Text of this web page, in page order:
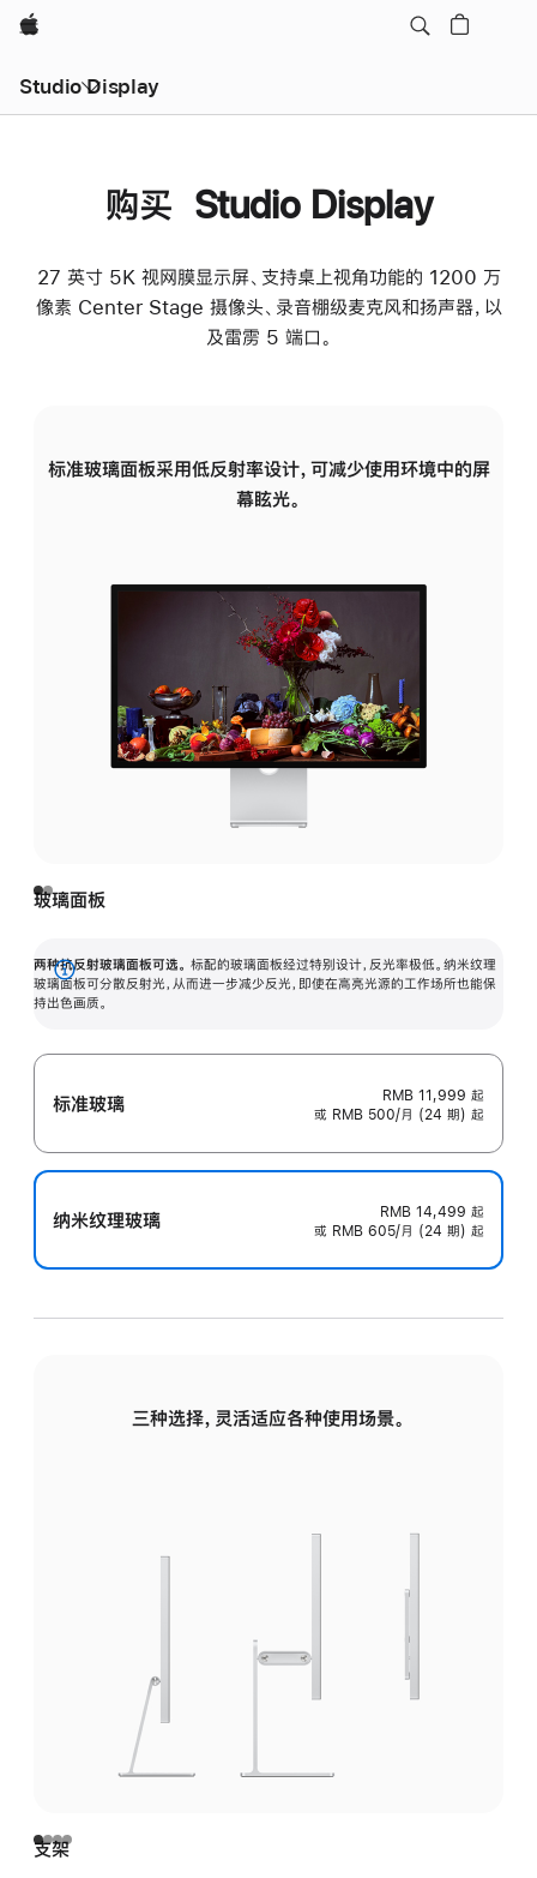
Apple
Studio Display
购买 Studio Display
27 英寸 5K 视网膜显示屏、支持桌上视角功能的 1200 万
像素 Center Stage 摄像头、录音棚级麦克风和扬声器，以
及雷雳 5 端口。
标准玻璃面板采用低反射率设计，可减少使用环境中的屏
幕眩光。
玻璃面板
两种抗反射玻璃面板可选。 标配的玻璃面板经过特别设计，反光率极低。纳米纹理
玻璃面板可分散反射光，从而进一步减少反光，即使在高亮光源的工作场所也能保
持出色画质。
展
开
标准玻璃 RMB 11,999 起
或 RMB 500/月 (24 期) 起
纳米纹理玻璃 RMB 14,499 起
或 RMB 605/月 (24 期) 起
三种选择，灵活适应各种使用场景。
支架